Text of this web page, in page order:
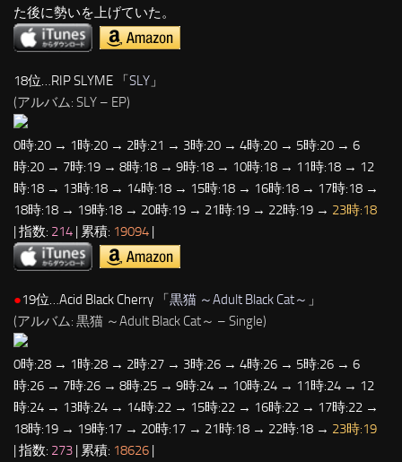
た後に勢いを上げていた。
18位…RIP SLYME 「SLY 」
(アルバム: SLY – EP)
0時:20 → 1時:20 → 2時:21 → 3時:20 → 4時:20 → 5時:20 → 6
時:20 → 7時:19 → 8時:18 → 9時:18 → 10時:18 → 11時:18 → 12
時:18 → 13時:18 → 14時:18 → 15時:18 → 16時:18 → 17時:18 →
18時:18 → 19時:18 → 20時:19 → 21時:19 → 22時:19 → 23時:18
| 指数: 214 | 累積: 19094 |
●19位…Acid Black Cherry 「黒猫 ～Adult Black Cat～ 」
(アルバム: 黒猫 ～Adult Black Cat～ – Single)
0時:28 → 1時:28 → 2時:27 → 3時:26 → 4時:26 → 5時:26 → 6
時:26 → 7時:26 → 8時:25 → 9時:24 → 10時:24 → 11時:24 → 12
時:24 → 13時:24 → 14時:22 → 15時:22 → 16時:22 → 17時:22 →
18時:19 → 19時:17 → 20時:17 → 21時:18 → 22時:18 → 23時:19
| 指数: 273 | 累積: 18626 |